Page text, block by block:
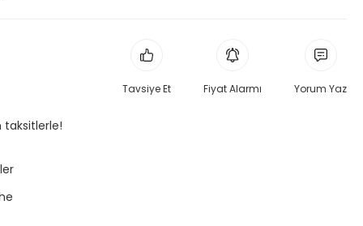
Tavsiye Et Fiyat Alarmı Yorum Yaz
taksitlerle!